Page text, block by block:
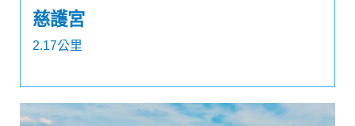
慈護宮
2.17公里